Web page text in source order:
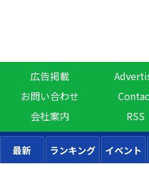
広告掲載
お問い合わせ
会社案内
RSS
最新 ランキング イベント